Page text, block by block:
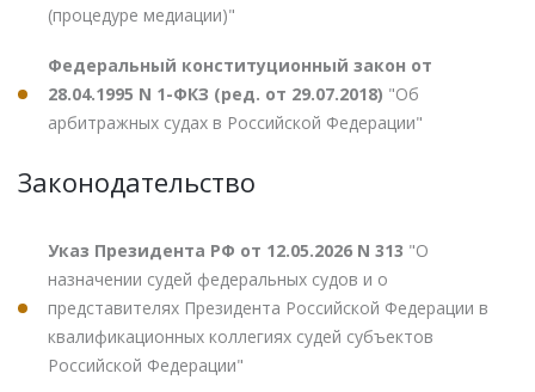
(процедуре медиации)"
Федеральный конституционный закон от
28.04.1995 N 1-ФКЗ (ред. от 29.07.2018) "Об
арбитражных судах в Российской Федерации"
Законодательство
Указ Президента РФ от 12.05.2026 N 313 "О
назначении судей федеральных судов и о
представителях Президента Российской Федерации в
квалификационных коллегиях судей субъектов
Российской Федерации"